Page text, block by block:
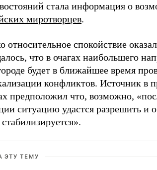
стала информация о
миротворцев.
относительное спокойствие
что в очагах наибольшего
будет в ближайшее время
конфликтов. Источник в
предположил что, возможно,
ситуацию удастся разрешить и
ЭТУ ТЕМУ